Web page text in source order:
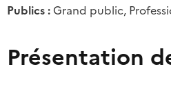
Publics :Grand public,
Présentation